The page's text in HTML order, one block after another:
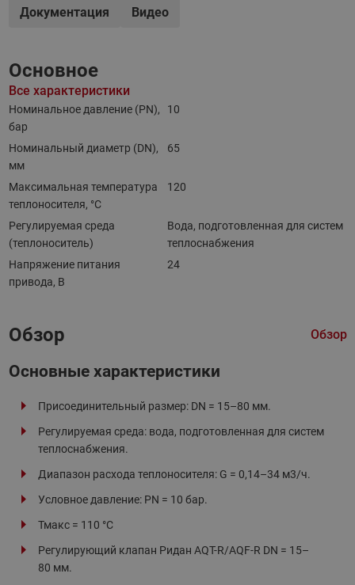
Документация
Видео
Основное
Все характеристики
Номинальное давление (PN),
бар
10
Номинальный диаметр (DN),
мм
65
Максимальная температура
теплоносителя, °C
120
Регулируемая среда
(теплоноситель)
Вода, подготовленная для систем
теплоснабжения
Напряжение питания
привода, В
24
Обзор Обзор
Основные характеристики
Присоединительный размер: DN = 15–80 мм.
Регулируемая среда: вода, подготовленная для систем
теплоснабжения.
Диапазон расхода теплоносителя: G = 0,14–34 м3/ч.
Условное давление: PN = 10 бар.
Тмакс = 110 °C
Регулирующий клапан Ридан AQT-R/AQF-R DN = 15–
80 мм.